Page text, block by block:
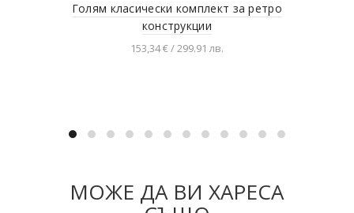
Голям класически комплект за ретро
конструкции
153,34 € / 299.91 лв.
МОЖЕ ДА ВИ ХАРЕСА